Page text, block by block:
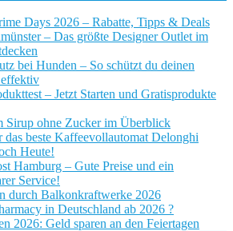
Days 2026 – Rabatte, Tipps & Deals
– Das größte Designer Outlet im
bei Hunden – So schützt du deinen
– Jetzt Starten und Gratisprodukte
Sirup ohne Zucker im Überblick
das beste Kaffeevollautomat Delonghi
Heute!
Hamburg – Gute Preise und ein
Service!
durch Balkonkraftwerke 2026
in Deutschland ab 2026 ?
2026: Geld sparen an den Feiertagen